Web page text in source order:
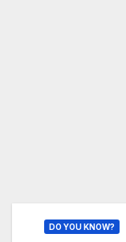
DO YOU KNOW?